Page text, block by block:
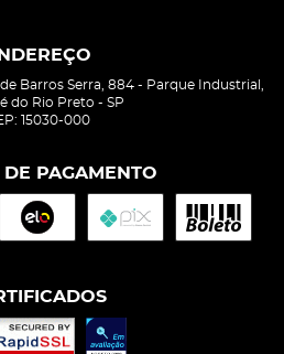
Barros Serra, 884- Parque Industrial,
do Rio Preto - SP
15030-000
DE PAGAMENTO